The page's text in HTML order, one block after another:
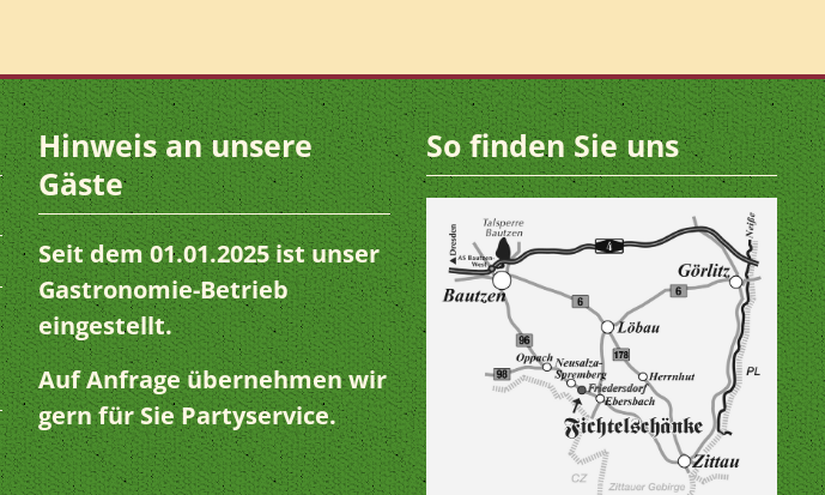
Hinweis an unsere
Gäste
Seit dem 01.01.2025 ist unser
Gastronomie-Betrieb
eingestellt.
Auf Anfrage übernehmen wir
gern für Sie Partyservice.
So finden Sie uns